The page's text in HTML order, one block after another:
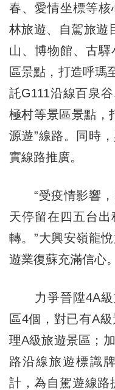
春、愛情坐標等
林旅遊、自駕旅遊
山、博物館、古
區景點，打造呼瑪
託G111沿線百泉
極村等景區景點，
源遊”線路。同時
實線路推廣。
“受疫情影響，
天停留在四五台
轉。”大興安嶺龍
遊業復蘇充滿信心。
力爭晉陞4A級
區4個，對已有A
理A級旅遊景區；
路沿線旅遊標識
計，為自駕遊線路